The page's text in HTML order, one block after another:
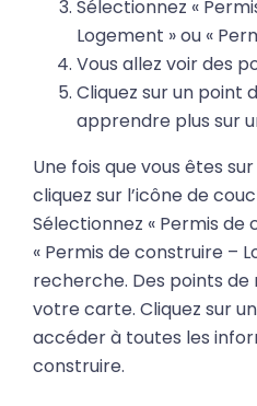
Sélectionnez «
Logement » ou «
Vous allez voir des
Cliquez sur un point
apprendre plus sur
Une fois que vous êtes
cliquez sur l’icône de
Sélectionnez « Permis de
« Permis de construire –
recherche. Des points
votre carte. Cliquez sur
accéder à toutes les
construire.